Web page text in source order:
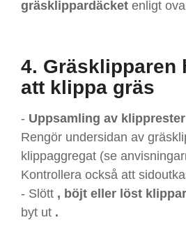
gräsklippardäcket enligt
4. Gräsklipparen
att klippa gräs
- Uppsamling av
Rengör undersidan av
klippaggregat (se
Kontrollera också att
- Slött , böjt eller löst
byt ut .